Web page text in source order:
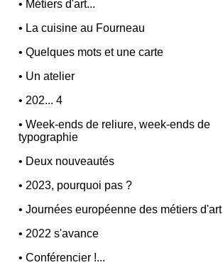
• Métiers d'art...
• La cuisine au Fourneau
•Quelques mots et une carte
• Un atelier
• 202... 4
•Week-ends de reliure, week-ends de
typographie
• Deux nouveautés
• 2023, pourquoi pas ?
•Journées européenne des métiers d'art
• 2022 s'avance
•Conférencier !...